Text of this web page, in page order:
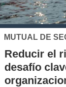
UC
Los 70
la UC:
al